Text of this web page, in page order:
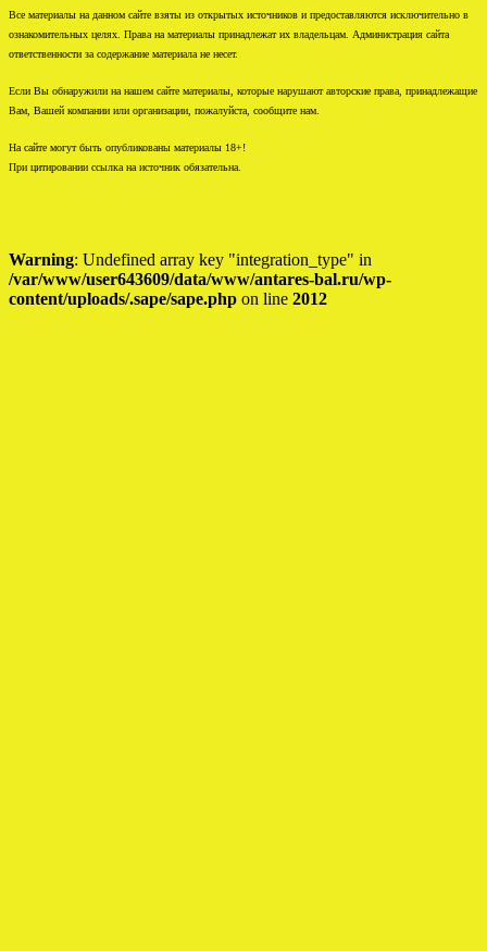
Все материалы на данном сайте взяты из открытых источников и предоставляются исключительно в
ознакомительных целях. Права на материалы принадлежат их владельцам. Администрация сайта
ответственности за содержание материала не несет.
Если Вы обнаружили на нашем сайте материалы, которые нарушают авторские права, принадлежащие
Вам, Вашей компании или организации, пожалуйста, сообщите нам.
На сайте могут быть опубликованы материалы 18+!
При цитировании ссылка на источник обязательна.
Warning: Undefined array key "integration_type" in
/var/www/user643609/data/www/antares-bal.ru/wp-
content/uploads/.sape/sape.php on line 2012